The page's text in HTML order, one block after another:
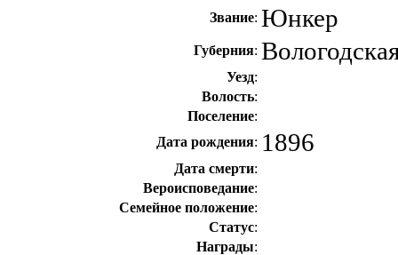
Звание: Юнкер
Губерния:
Уезд:
Волость:
Поселение:
Дата рождения: 1896
Дата смерти:
Вероисповедание:
Семейное положение:
Статус:
Награды: